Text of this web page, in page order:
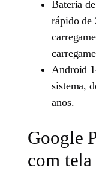
Bateria
rápido de
Android
sistema,
anos.
Google
com tela